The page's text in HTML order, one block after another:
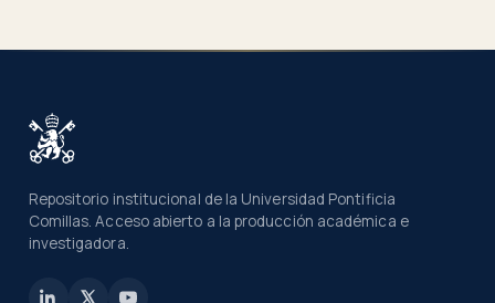
Repositorio institucional de la Universidad Pontificia
Comillas. Acceso abierto a la producción académica e
investigadora.